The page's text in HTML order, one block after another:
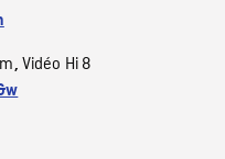
, Vidéo Hi 8